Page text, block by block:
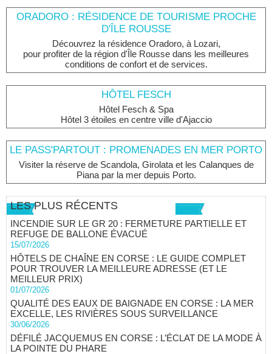
ORADORO : RÉSIDENCE DE TOURISME PROCHE
D'ÎLE ROUSSE
Découvrez la résidence Oradoro, à Lozari,
pour profiter de la région d'Île Rousse dans les meilleures
conditions de confort et de services.
HÔTEL FESCH
Hôtel Fesch & Spa
Hôtel 3 étoiles en centre ville d'Ajaccio
LE PASS'PARTOUT : PROMENADES EN MER PORTO
Visiter la réserve de Scandola, Girolata et les Calanques de
Piana par la mer depuis Porto.
LES PLUS RÉCENTS
INCENDIE SUR LE GR 20 : FERMETURE PARTIELLE ET
REFUGE DE BALLONE ÉVACUÉ
15/07/2026
HÔTELS DE CHAÎNE EN CORSE : LE GUIDE COMPLET
POUR TROUVER LA MEILLEURE ADRESSE (ET LE
MEILLEUR PRIX)
01/07/2026
QUALITÉ DES EAUX DE BAIGNADE EN CORSE : LA MER
EXCELLE, LES RIVIÈRES SOUS SURVEILLANCE
30/06/2026
DÉFILÉ JACQUEMUS EN CORSE : L’ÉCLAT DE LA MODE À
LA POINTE DU PHARE